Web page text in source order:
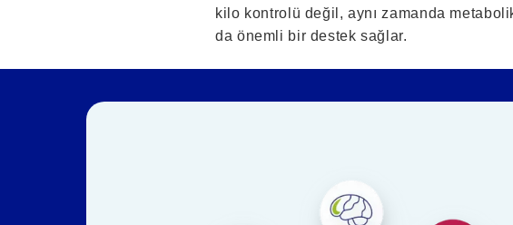
kilo kontrolü değil, aynı zamanda
da önemli bir destek sağlar.